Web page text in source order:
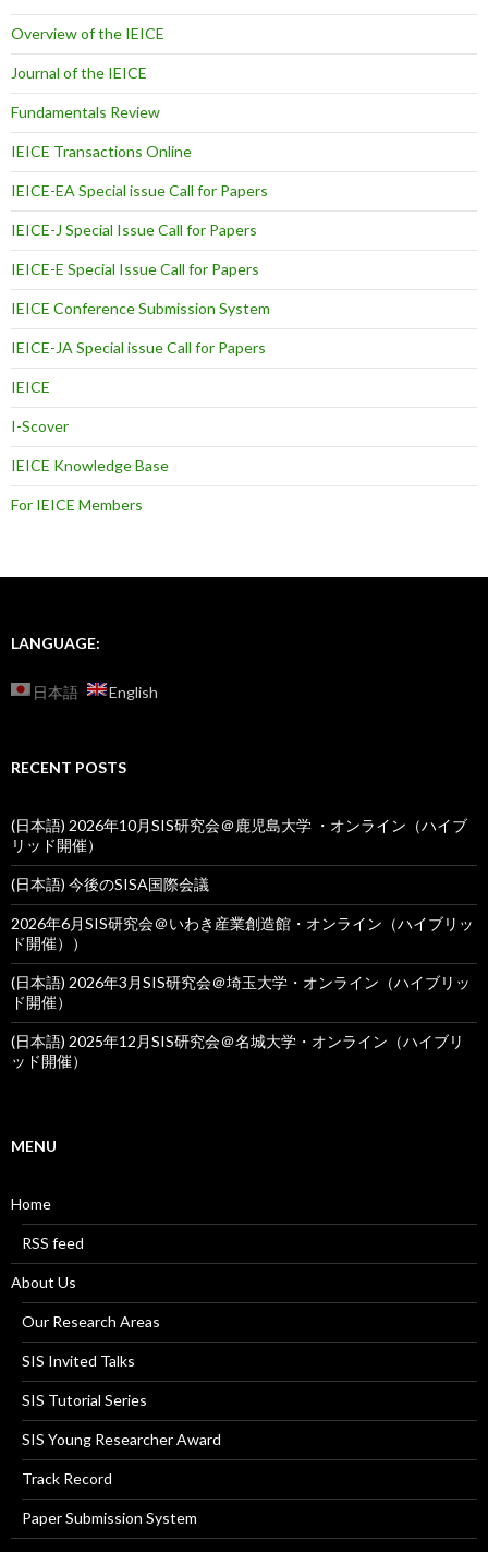
Overview of the IEICE
Journal of the IEICE
Fundamentals Review
IEICE Transactions Online
IEICE-EA Special issue Call for Papers
IEICE-J Special Issue Call for Papers
IEICE-E Special Issue Call for Papers
IEICE Conference Submission System
IEICE-JA Special issue Call for Papers
IEICE
I-Scover
IEICE Knowledge Base
For IEICE Members
LANGUAGE:
日本語 English
RECENT POSTS
(日本語) 2026年10月SIS研究会＠鹿児島大学 ・オンライン（ハイブ
リッド開催）
(日本語) 今後のSISA国際会議
2026年6月SIS研究会＠いわき産業創造館・オンライン（ハイブリッ
ド開催））
(日本語) 2026年3月SIS研究会＠埼玉大学・オンライン（ハイブリッ
ド開催）
(日本語) 2025年12月SIS研究会＠名城大学・オンライン（ハイブリ
ッド開催）
MENU
Home
RSS feed
About Us
Our Research Areas
SIS Invited Talks
SIS Tutorial Series
SIS Young Researcher Award
Track Record
Paper Submission System